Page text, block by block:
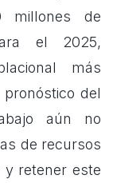
millones de
el 2025,
más
del
aún no
de recursos
y retener este